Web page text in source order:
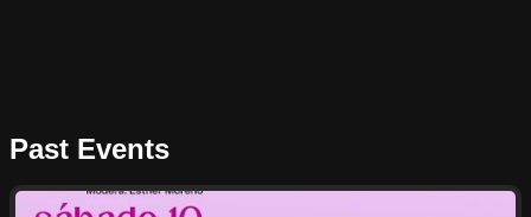
Past Events